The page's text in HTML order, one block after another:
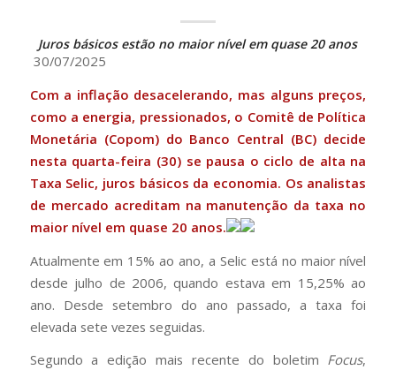
Juros básicos estão no maior nível em quase 20 anos
30/07/2025
Com a inflação desacelerando, mas alguns preços,
como a energia, pressionados, o Comitê de Política
Monetária (Copom) do Banco Central (BC) decide
nesta quarta-feira (30) se pausa o ciclo de alta na
Taxa Selic, juros básicos da economia. Os analistas
de mercado acreditam na manutenção da taxa no
maior nível em quase 20 anos.
Atualmente em 15% ao ano, a Selic está no maior nível
desde julho de 2006, quando estava em 15,25% ao
ano. Desde setembro do ano passado, a taxa foi
elevada sete vezes seguidas.
Segundo a edição mais recente do boletim Focus,